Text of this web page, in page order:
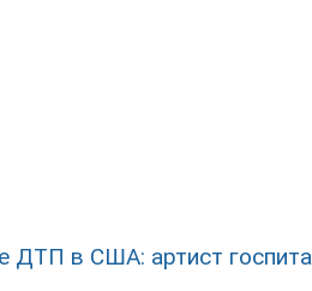
ДТП в США: артист